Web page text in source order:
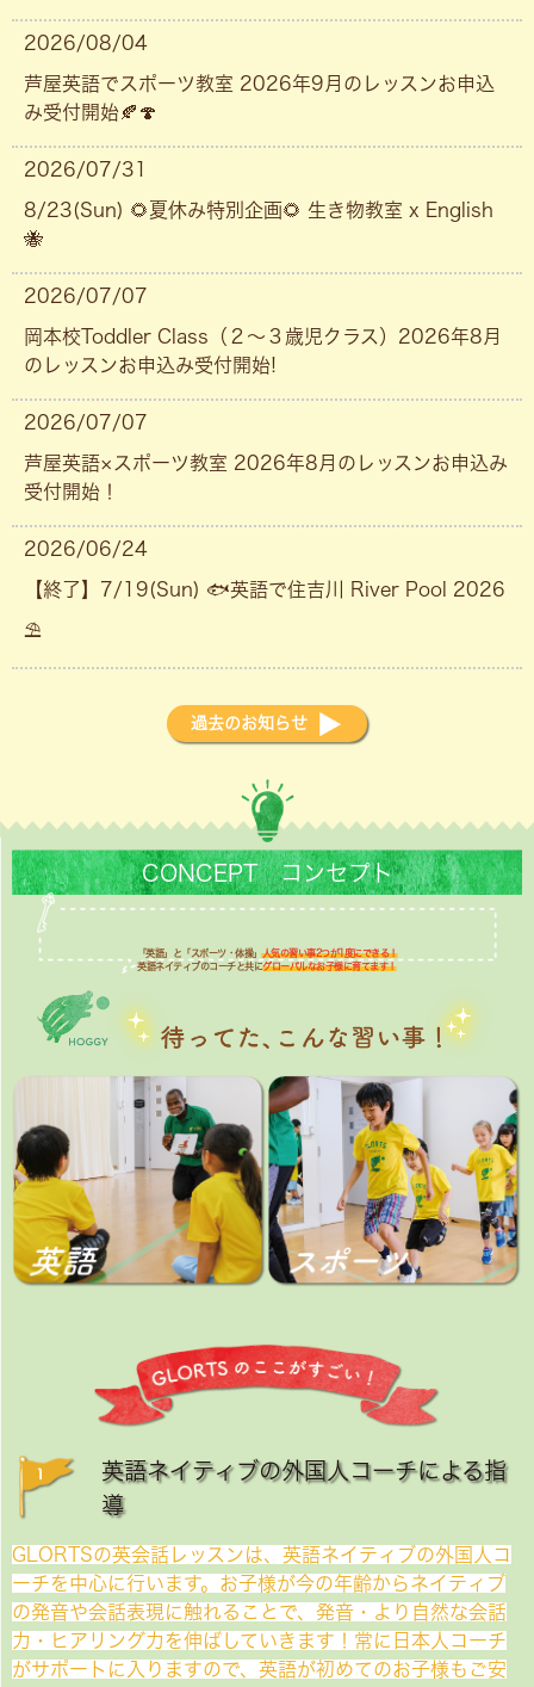
2026/08/04
芦屋英語でスポーツ教室 2026年9月のレッスンお申込
み受付開始🍂🍄
2026/07/31
8/23(Sun) 🌻夏休み特別企画🌻 生き物教室 x English
🐝
2026/07/07
岡本校Toddler Class（２〜３歳児クラス）2026年8月
のレッスンお申込み受付開始!
2026/07/07
芦屋英語×スポーツ教室 2026年8月のレッスンお申込み
受付開始！
2026/06/24
【終了】7/19(Sun) 🐟英語で住吉川 River Pool 2026
⛱
過去のお知らせ
CONCEPT コンセプト
「英語」と「スポーツ・体操」人気の習い事2つが1度にできる！
英語ネイティブのコーチと共にグローバルなお子様に育てます！
英語ネイティブの外国人コーチによる指
導
GLORTSの英会話レッスンは、英語ネイティブの外国人コ
ーチを中心に行います。お子様が今の年齢からネイティブ
の発音や会話表現に触れることで、発音・より自然な会話
力・ヒアリング力を伸ばしていきます！常に日本人コーチ
がサポートに入りますので、英語が初めてのお子様もご安